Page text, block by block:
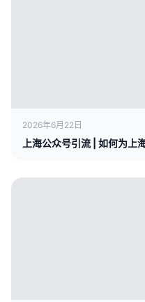
2026年6月22日
上海公众号引流 | 如何为上